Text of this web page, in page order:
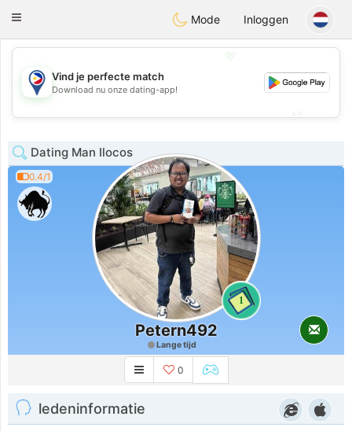
PhilippinesChat
Toggle
Mode Inloggen
💖
💕
Vind je perfecte match
Download nu onze dating-app!
Dating Man Ilocos
0.4/1
1
Petern492
Lange tijd
0
ledeninformatie